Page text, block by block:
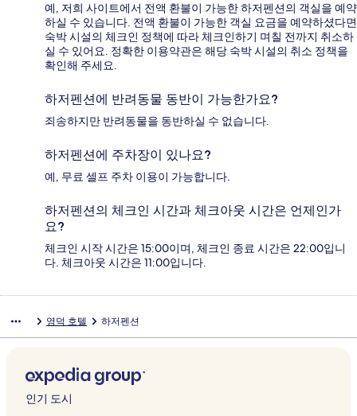
예, 저희 사이트에서 전액 환불이 가능한 하저펜션의 객실을 예약
하실 수 있습니다. 전액 환불이 가능한 객실 요금을 예약하셨다면
숙박 시설의 체크인 정책에 따라 체크인하기 며칠 전까지 취소하
실 수 있어요. 정확한 이용약관은 해당 숙박 시설의 취소 정책을
확인해 주세요.
하저펜션에 반려동물 동반이 가능한가요?
죄송하지만 반려동물을 동반하실 수 없습니다.
하저펜션에 주차장이 있나요?
예, 무료 셀프 주차 이용이 가능합니다.
하저펜션의 체크인 시간과 체크아웃 시간은 언제인가
요?
체크인 시작 시간은 15:00이며, 체크인 종료 시간은 22:00입니
다. 체크아웃 시간은 11:00입니다.
영덕 호텔 하저펜션
인기 도시